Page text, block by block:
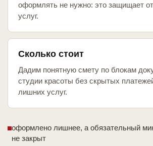
оформлять не нужно: это защищает
услуг.
Сколько стоит
Дадим понятную смету по блокам
студии красоты без скрытых
лишних услуг.
оформлено лишнее, а обязательный
не закрыт